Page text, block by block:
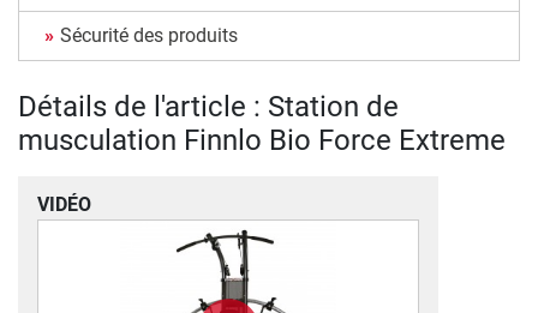
Sécurité des produits
Détails de l'article : Station de
musculation Finnlo Bio Force Extreme
VIDÉO